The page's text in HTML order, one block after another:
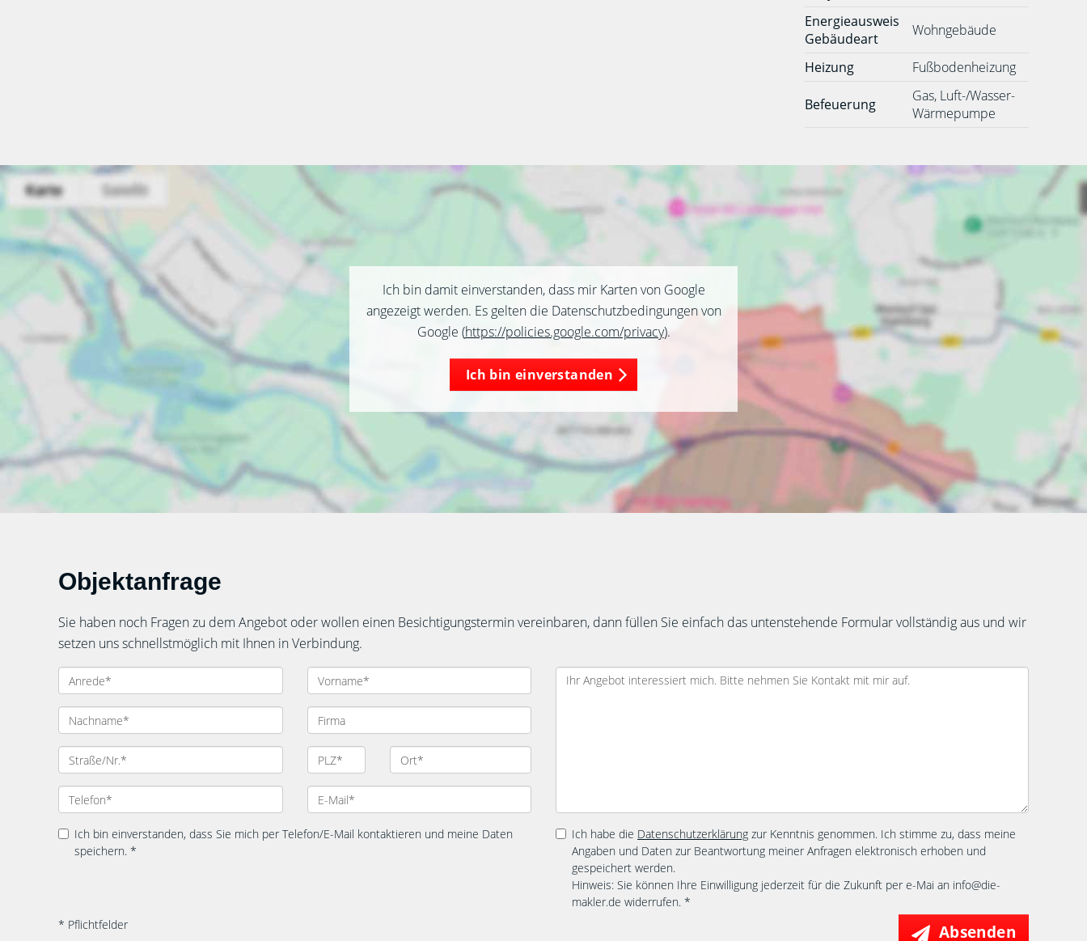
Energieausweis
Gebäudeart
Wohngebäude
Heizung Fußbodenheizung
Befeuerung
Gas, Luft-/Wasser-
Wärmepumpe
Ich bin damit einverstanden, dass mir Karten von Google
angezeigt werden. Es gelten die Datenschutzbedingungen von
Google (https://policies.google.com/privacy).
Ich bin einverstanden
Objektanfrage
Sie haben noch Fragen zu dem Angebot oder wollen einen Besichtigungstermin vereinbaren, dann füllen Sie einfach das untenstehende Formular vollständig aus und wir
setzen uns schnellstmöglich mit Ihnen in Verbindung.
Ich bin einverstanden, dass Sie mich per Telefon/E-Mail kontaktieren und meine Daten
speichern. *
Ich habe die Datenschutzerklärung zur Kenntnis genommen. Ich stimme zu, dass meine
Angaben und Daten zur Beantwortung meiner Anfragen elektronisch erhoben und
gespeichert werden.
Hinweis: Sie können Ihre Einwilligung jederzeit für die Zukunft per e-Mai an info@die-
makler.de widerrufen. *
* Pflichtfelder
Absenden